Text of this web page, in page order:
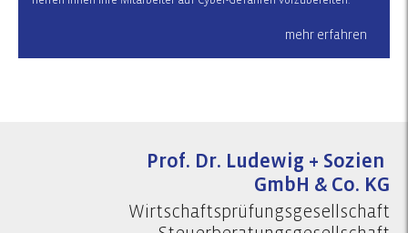
mehr erfahren
Prof. Dr. Ludewig + Sozien
GmbH & Co. KG
Wirtschaftsprüfungsgesellschaft